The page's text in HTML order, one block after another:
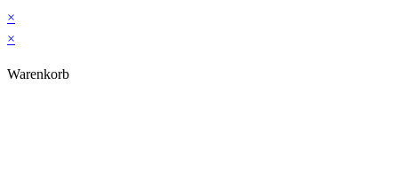
×
×
Warenkorb